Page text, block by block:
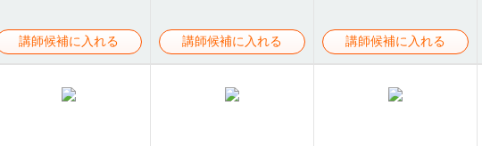
講師候補に入れる 講師候補に入れる 講師候補に入れる